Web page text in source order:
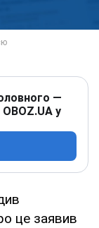
—
у
це заявив